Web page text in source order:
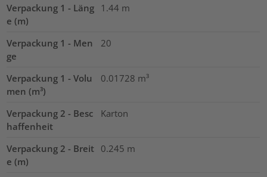
Verpackung 1 - Läng
e (m)
1.44 m
Verpackung 1 - Men
ge
20
Verpackung 1 - Volu
men (m³)
0.01728 m³
Verpackung 2 - Besc
haffenheit
Karton
Verpackung 2 - Breit
e (m)
0.245 m